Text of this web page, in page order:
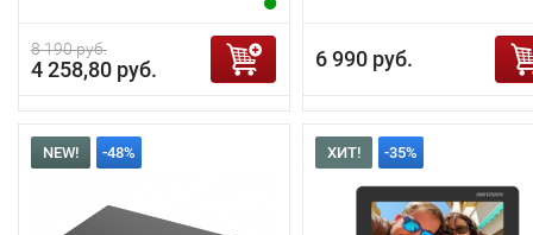
8 190 руб.
4 258,80 руб. 6 990 руб.
NEW! -48% ХИТ! -35%